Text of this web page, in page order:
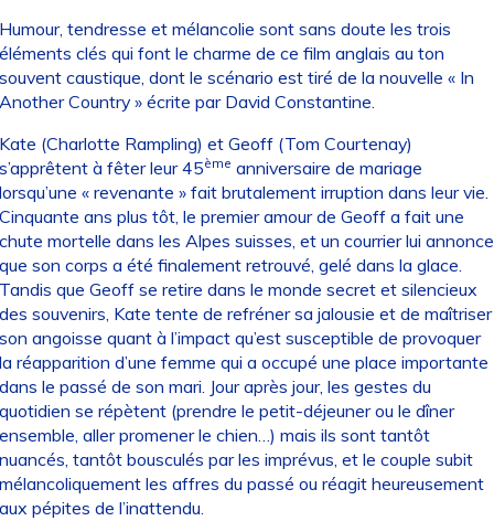
tendresse et mélancolie sont sans doute les trois
clés qui font le charme de ce film anglais au ton
caustique, dont le scénario est tiré de la nouvelle « In
Country » écrite par David Constantine.
(Charlotte Rampling) et Geoff (Tom Courtenay)
à fêter leur 45ème anniversaire de mariage
« revenante » fait brutalement irruption dans leur vie.
ans plus tôt, le premier amour de Geoff a fait une
mortelle dans les Alpes suisses, et un courrier lui annonce
son corps a été finalement retrouvé, gelé dans la glace.
que Geoff se retire dans le monde secret et silencieux
souvenirs, Kate tente de refréner sa jalousie et de maîtriser
angoisse quant à l’impact qu’est susceptible de provoquer
réapparition d’une femme qui a occupé une place importante
le passé de son mari. Jour après jour, les gestes du
se répètent (prendre le petit-déjeuner ou le dîner
aller promener le chien…) mais ils sont tantôt
tantôt bousculés par les imprévus, et le couple subit
les affres du passé ou réagit heureusement
pépites de l’inattendu.